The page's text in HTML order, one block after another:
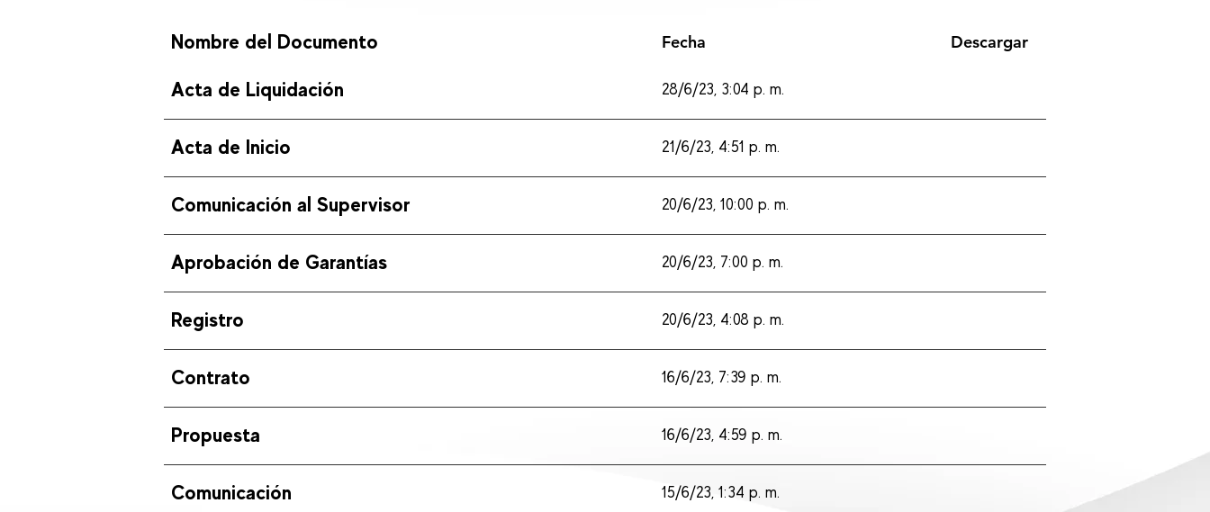
Nombre del Documento Fecha
Acta de Liquidación 28/6/23, 3:04 p. m.
Acta de Inicio 21/6/23, 4:51 p. m.
Comunicación al Supervisor 20/6/23, 10:00 p. m.
Aprobación de Garantías 20/6/23, 7:00 p. m.
Registro 20/6/23, 4:08 p. m.
Contrato 16/6/23, 7:39 p. m.
Propuesta 16/6/23, 4:59 p. m.
Comunicación 15/6/23, 1:34 p. m.
Descargar